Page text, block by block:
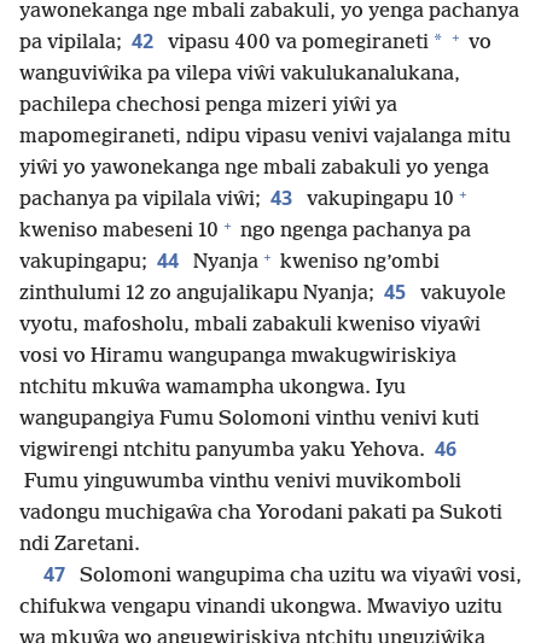
yawonekanga nge mbali zabakuli, yo yenga pachanya
pa vipilala; 42 vipasu 400 va pomegiraneti * + vo
wanguviŵika pa vilepa viŵi vakulukanalukana,
pachilepa chechosi penga mizeri yiŵi ya
mapomegiraneti, ndipu vipasu venivi vajalanga mitu
yiŵi yo yawonekanga nge mbali zabakuli yo yenga
pachanya pa vipilala viŵi; 43 vakupingapu 10 +
kweniso mabeseni 10 + ngo ngenga pachanya pa
vakupingapu; 44 Nyanja + kweniso ng’ombi
zinthulumi 12 zo angujalikapu Nyanja; 45
vakuyole
vyotu, mafosholu, mbali zabakuli kweniso viyaŵi
vosi vo Hiramu wangupanga mwakugwiriskiya
ntchitu mkuŵa wamampha ukongwa. Iyu
wangupangiya Fumu Solomoni vinthu venivi kuti
vigwirengi ntchitu panyumba yaku Yehova. 46
Fumu yinguwumba vinthu venivi muvikomboli
vadongu muchigaŵa cha Yorodani pakati pa Sukoti
ndi Zaretani.
47
Solomoni wangupima cha uzitu wa viyaŵi vosi,
chifukwa vengapu vinandi ukongwa. Mwaviyo uzitu